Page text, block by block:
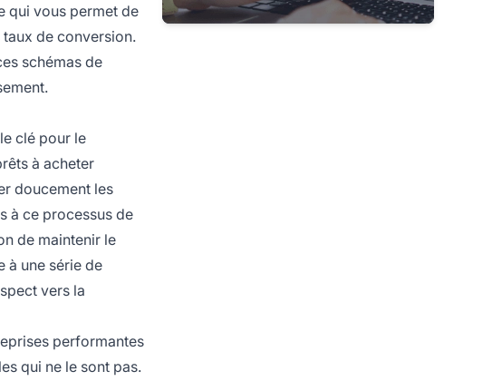
qui vous permet de
taux de conversion.
schémas de
clé pour le
à acheter
doucement les
à ce processus de
de maintenir le
à une série de
vers la
performantes
qui ne le sont pas.